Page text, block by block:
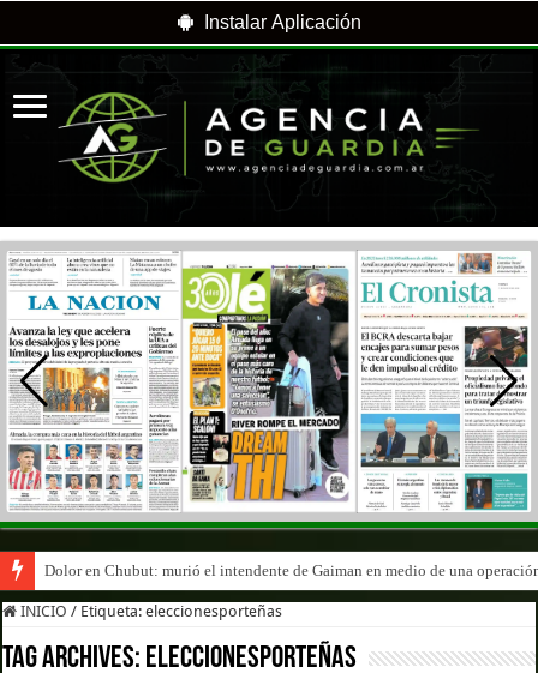
Instalar Aplicación
Dolor en Chubut: murió el intendente de Gaiman en medio de una
INICIO / Etiqueta:eleccionesporteñas
Tag Archives: eleccionesporteñas